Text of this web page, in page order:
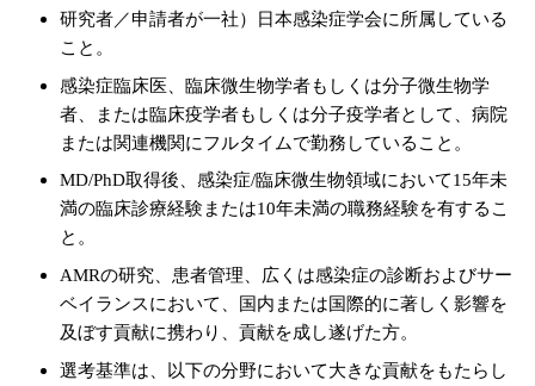
研究者／申請者が一社）日本感染症学会に所属している
こと。
感染症臨床医、臨床微生物学者もしくは分子微生物学
者、または臨床疫学者もしくは分子疫学者として、病院
または関連機関にフルタイムで勤務していること。
MD/PhD取得後、感染症/臨床微生物領域において15年未
満の臨床診療経験または10年未満の職務経験を有するこ
と。
AMRの研究、患者管理、広くは感染症の診断およびサー
ベイランスにおいて、国内または国際的に著しく影響を
及ぼす貢献に携わり、貢献を成し遂げた方。
選考基準は、以下の分野において大きな貢献をもたらし